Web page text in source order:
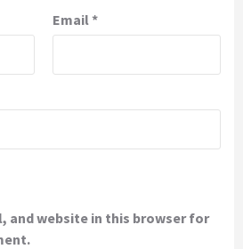
Email *
and website in this browser for